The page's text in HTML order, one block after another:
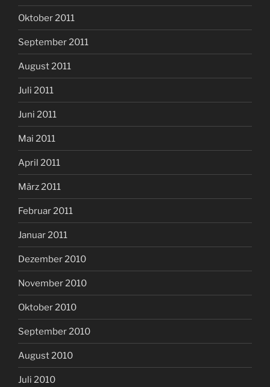
Oktober 2011
September 2011
August 2011
Juli 2011
Juni 2011
Mai 2011
April 2011
März 2011
Februar 2011
Januar 2011
Dezember 2010
November 2010
Oktober 2010
September 2010
August 2010
Juli 2010